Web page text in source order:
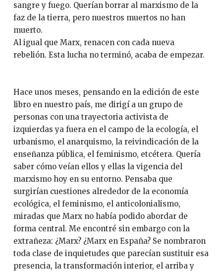
sangre y fuego. Querían borrar al marxismo de la
faz de la tierra, pero nuestros muertos no han
muerto.
Al igual que Marx, renacen con cada nueva
rebelión. Esta lucha no terminó, acaba de empezar.
Hace unos meses, pensando en la edición de este
libro en nuestro país, me dirigí a un grupo de
personas con una trayectoria activista de
izquierdas ya fuera en el campo de la ecología, el
urbanismo, el anarquismo, la reivindicación de la
enseñanza pública, el feminismo, etcétera. Quería
saber cómo veían ellos y ellas la vigencia del
marxismo hoy en su entorno. Pensaba que
surgirían cuestiones alrededor de la economía
ecológica, el feminismo, el anticolonialismo,
miradas que Marx no había podido abordar de
forma central. Me encontré sin embargo con la
extrañeza: ¿Marx? ¿Marx en España? Se nombraron
toda clase de inquietudes que parecían sustituir esa
presencia, la transformación interior, el arriba y